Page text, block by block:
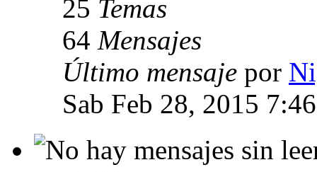
25 Temas
64 Mensajes
Último mensaje por
Sab Feb 28, 2015